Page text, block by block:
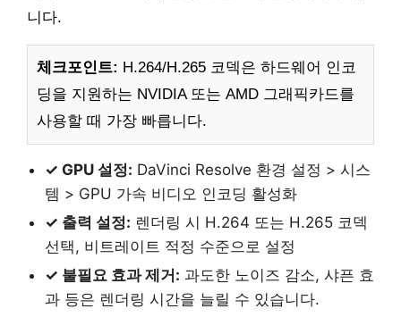
니다.
체크포인트: H.264/H.265 코덱은 하드웨어 인코
딩을 지원하는 NVIDIA 또는 AMD 그래픽카드를
사용할 때 가장 빠릅니다.
✓ GPU 설정: DaVinci Resolve 환경 설정 > 시스
템 > GPU 가속 비디오 인코딩 활성화
✓ 출력 설정: 렌더링 시 H.264 또는 H.265 코덱
선택, 비트레이트 적정 수준으로 설정
✓ 불필요 효과 제거: 과도한 노이즈 감소, 샤픈 효
과 등은 렌더링 시간을 늘릴 수 있습니다.